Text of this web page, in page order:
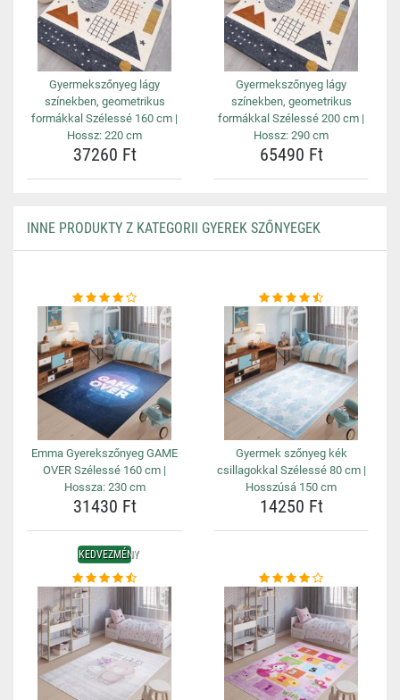
Gyermekszőnyeg lágy
színekben, geometrikus
formákkal Szélessé 160 cm |
Hossz: 220 cm
37260 Ft
Gyermekszőnyeg lágy
színekben, geometrikus
formákkal Szélessé 200 cm |
Hossz: 290 cm
65490 Ft
INNE PRODUKTY Z KATEGORII GYEREK SZŐNYEGEK
Emma Gyerekszőnyeg GAME
OVER Szélessé 160 cm |
Hossza: 230 cm
31430 Ft
Gyermek szőnyeg kék
csillagokkal Szélessé 80 cm |
Hosszúsá 150 cm
14250 Ft
KEDVEZMÉNY